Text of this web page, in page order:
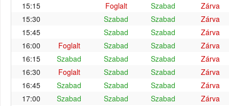
15:15
Foglalt Szabad
Zárva
15:30
Szabad Szabad
Zárva
15:45
Szabad Szabad
Zárva
16:00
Foglalt Szabad Szabad
Zárva
16:15
Szabad Szabad Szabad
Zárva
16:30
Foglalt Szabad Szabad
Zárva
16:45
Szabad Szabad Szabad
Zárva
17:00
Szabad Szabad Szabad
Zárva